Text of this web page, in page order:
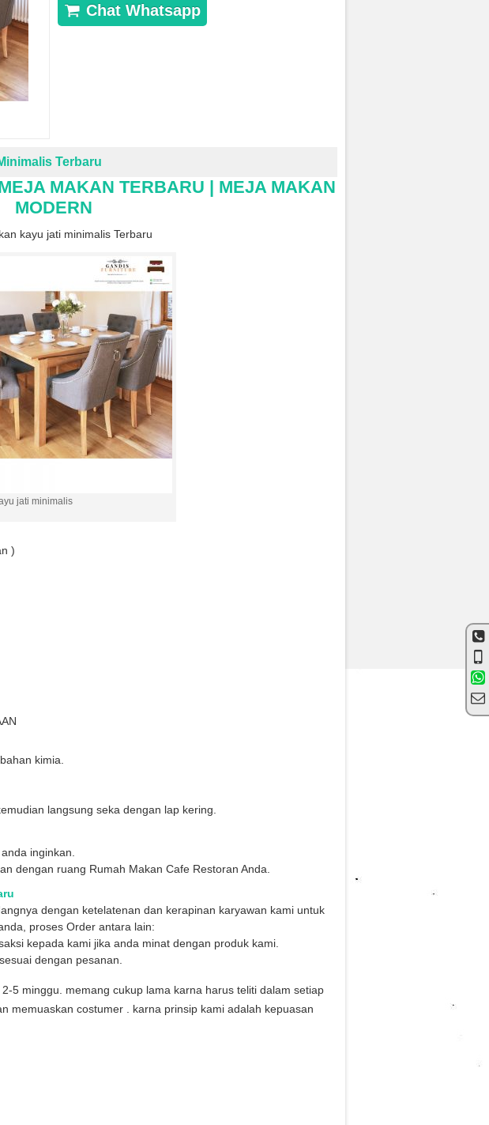
Chat Whatsapp
Terbaru
MAKAN TERBARU | MEJA MAKAN
MODERN
kayu jati minimalis Terbaru
jati minimalis
)
kimia.
langsung seka dengan lap kering.
inginkan.
dengan ruang Rumah Makan Cafe Restoran Anda.
dengan ketelatenan dan kerapinan karyawan kami untuk
proses Order antara lain:
kepada kami jika anda minat dengan produk kami.
dengan pesanan.
5 minggu. memang cukup lama karna harus teliti dalam setiap
memuaskan costumer . karna prinsip kami adalah kepuasan